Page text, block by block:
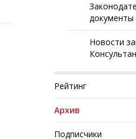
документы
Новости
Рейтинг
Архив
Подписчики